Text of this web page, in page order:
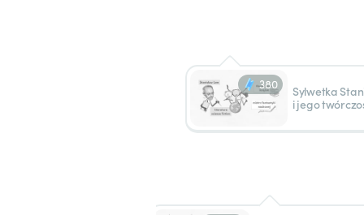
380
Sylwetka
i jego